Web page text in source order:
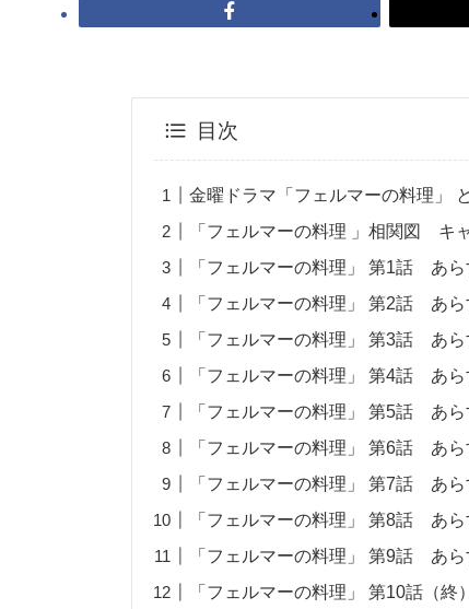
目次
金曜ドラマ「フェルマーの料理」
「フェルマーの料理 」相関図 キ
「フェルマーの料理」 第1話 あら
「フェルマーの料理」 第2話 あら
「フェルマーの料理」 第3話 あら
「フェルマーの料理」 第4話 あら
「フェルマーの料理」 第5話 あら
「フェルマーの料理」 第6話 あら
「フェルマーの料理」 第7話 あら
「フェルマーの料理」 第8話 あら
「フェルマーの料理」 第9話 あら
「フェルマーの料理」 第10話（終